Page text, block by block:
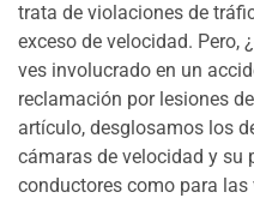
trata de violaciones de
exceso de velocidad. Pero,
ves involucrado en un
reclamación por lesiones
artículo, desglosamos los
cámaras de velocidad y
conductores como para